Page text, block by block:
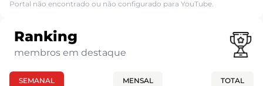
Portal não encontrado ou não configurado para YouTube.
Ranking
membros em destaque
SEMANAL MENSAL TOTAL